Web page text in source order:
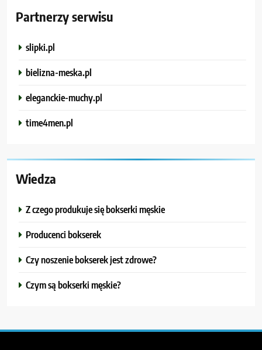
Partnerzy serwisu
slipki.pl
bielizna-meska.pl
eleganckie-muchy.pl
time4men.pl
Wiedza
Z czego produkuje się bokserki męskie
Producenci bokserek
Czy noszenie bokserek jest zdrowe?
Czym są bokserki męskie?